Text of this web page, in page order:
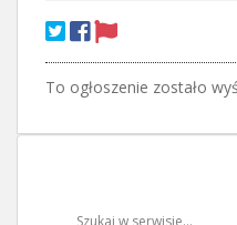
To ogłoszenie zostało